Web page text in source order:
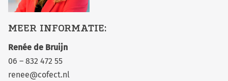
MEER INFORMATIE:
Renée de Bruijn
06 – 832 472 55
renee@cofect.nl